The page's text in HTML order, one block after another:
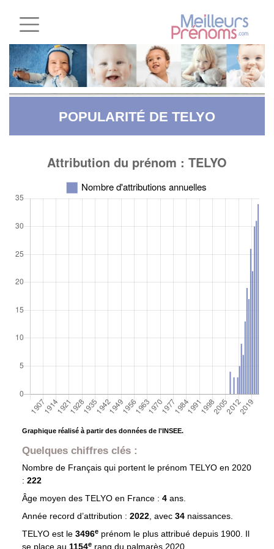
POPULARITÉ DE TELYO
Graphique réalisé à partir des données de l'INSEE.
Quelques chiffres clés :
Nombre de Français qui portent le prénom TELYO en 2020
: 222
Âge moyen des TELYOen France : 4 ans.
Année record d’attribution : 2022, avec 34 naissances.
TELYO est le 3496eprénom le plus attribué depuis 1900. Il
se place au 1154e rang du palmarès 2020.